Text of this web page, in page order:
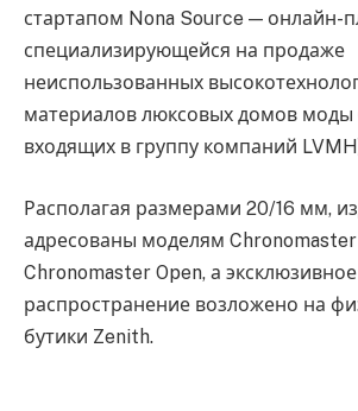
стартапом Nona Source — онлайн-
специализирующейся на продаже
неиспользованных
материалов люксовых домов моды
входящих в группу компаний
Располагая размерами 20/16 мм,
адресованы моделям
Chronomaster Open, а
распространение возложено на
бутики Zenith.